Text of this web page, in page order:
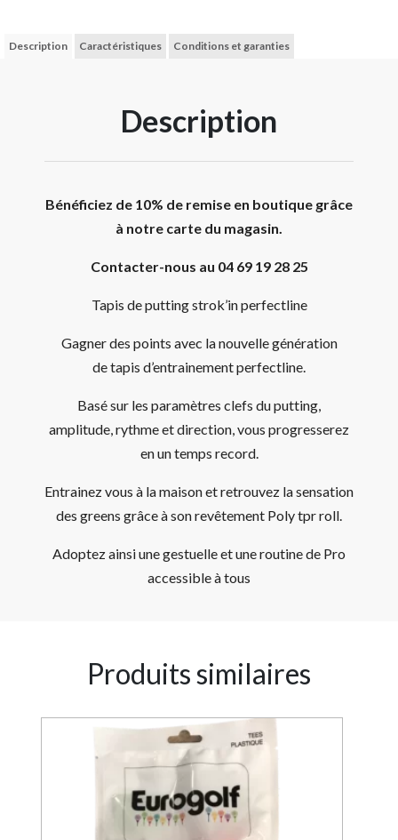
Description Caractéristiques Conditions et garanties
Description
Bénéficiez de 10% de remise en boutique grâce
à notre carte du magasin.
Contacter-nous au 04 69 19 28 25
Tapis de putting strok’in perfectline
Gagner des points avec la nouvelle génération
de tapis d’entrainement perfectline.
Basé sur les paramètres clefs du putting,
amplitude, rythme et direction, vous progresserez
en un temps record.
Entrainez vous à la maison et retrouvez la sensation
des greens grâce à son revêtement Poly tpr roll.
Adoptez ainsi une gestuelle et une routine de Pro
accessible à tous
Produits similaires